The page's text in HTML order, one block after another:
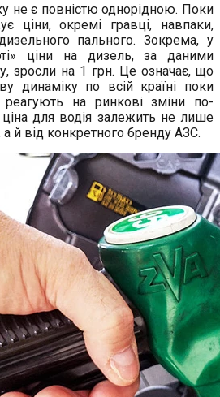
не є повністю однорідною. Поки
ціни, окремі гравці, навпаки,
пального. Зокрема, у
ціни на дизель, за даними
зросли на 1 грн. Це означає, що
динаміку по всій країні поки
реагують на ринкові зміни по-
для водія залежить не лише
а й від конкретного бренду АЗС.